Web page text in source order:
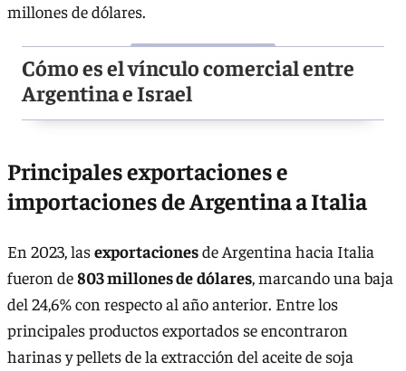
millones de dólares.
Cómo es el vínculo comercial entre
Argentina e Israel
Principales exportaciones e
importaciones de Argentina a Italia
En 2023, lasexportacionesde Argentina hacia Italia
fueron de803 millones dedólares, marcando una baja
del 24,6% con respecto al año anterior. Entre los
principales productos exportados se encontraron
harinas y pellets de la extracción del aceite de soja